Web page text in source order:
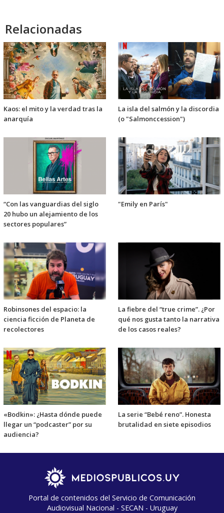
Relacionadas
Kaos: el mito y la verdad tras la
anarquía
La isla del salmón y la discordia
(o "Salmonccession")
“Con las vanguardias del siglo
20 hubo un alejamiento de los
sectores populares”
"Emily en París"
Robinsones del espacio: la
ciencia ficción de Planeta de
recolectores
La fiebre del “true crime”. ¿Por
qué nos gusta tanto la narrativa
de los casos reales?
«Bodkin»: ¿Hasta dónde puede
llegar un “podcaster” por su
audiencia?
La serie “Bebé reno”. Honesta
brutalidad en siete episodios
Portal de contenidos del Servicio de Comunicación
Audiovisual Nacional - SECAN - Uruguay